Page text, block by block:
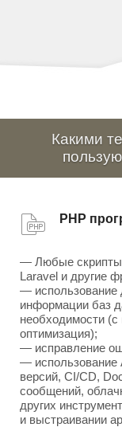
Какими
PHP
— Любые скрипты
Laravel и другие
— использование
информации баз
необходимости
оптимизация);
— исправление
— использование
версий, CI/CD,
сообщений,
других
и выстраивании